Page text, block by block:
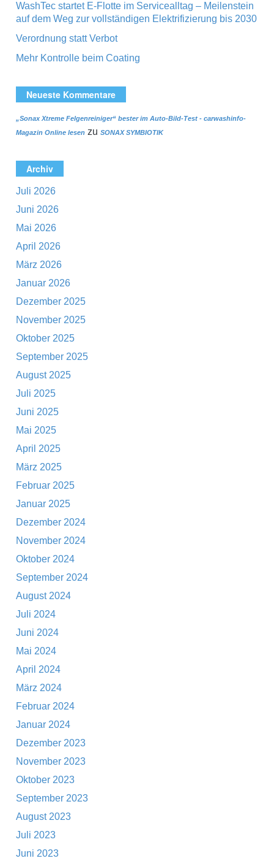
WashTec startet E-Flotte im Servicealltag – Meilenstein
auf dem Weg zur vollständigen Elektrifizierung bis 2030
Verordnung statt Verbot
Mehr Kontrolle beim Coating
Neueste Kommentare
„Sonax Xtreme Felgenreiniger“ bester im Auto-Bild-Test - carwashinfo-
Magazin Online lesen zu SONAX SYMBIOTIK
Archiv
Juli 2026
Juni 2026
Mai 2026
April 2026
März 2026
Januar 2026
Dezember 2025
November 2025
Oktober 2025
September 2025
August 2025
Juli 2025
Juni 2025
Mai 2025
April 2025
März 2025
Februar 2025
Januar 2025
Dezember 2024
November 2024
Oktober 2024
September 2024
August 2024
Juli 2024
Juni 2024
Mai 2024
April 2024
März 2024
Februar 2024
Januar 2024
Dezember 2023
November 2023
Oktober 2023
September 2023
August 2023
Juli 2023
Juni 2023